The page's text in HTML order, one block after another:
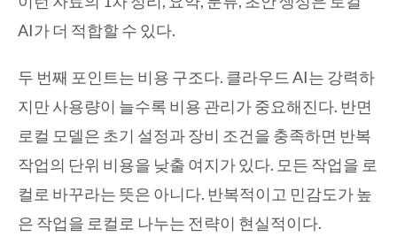
AI가 더 적합할 수 있다.
두 번째 포인트는 비용 구조다. 클라우드 AI는 강력하
지만 사용량이 늘수록 비용 관리가 중요해진다. 반면
로컬 모델은 초기 설정과 장비 조건을 충족하면 반복
작업의 단위 비용을 낮출 여지가 있다. 모든 작업을 로
컬로 바꾸라는 뜻은 아니다. 반복적이고 민감도가 높
은 작업을 로컬로 나누는 전략이 현실적이다.